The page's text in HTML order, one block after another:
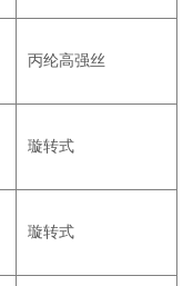
丙纶高强丝
璇转式
璇转式